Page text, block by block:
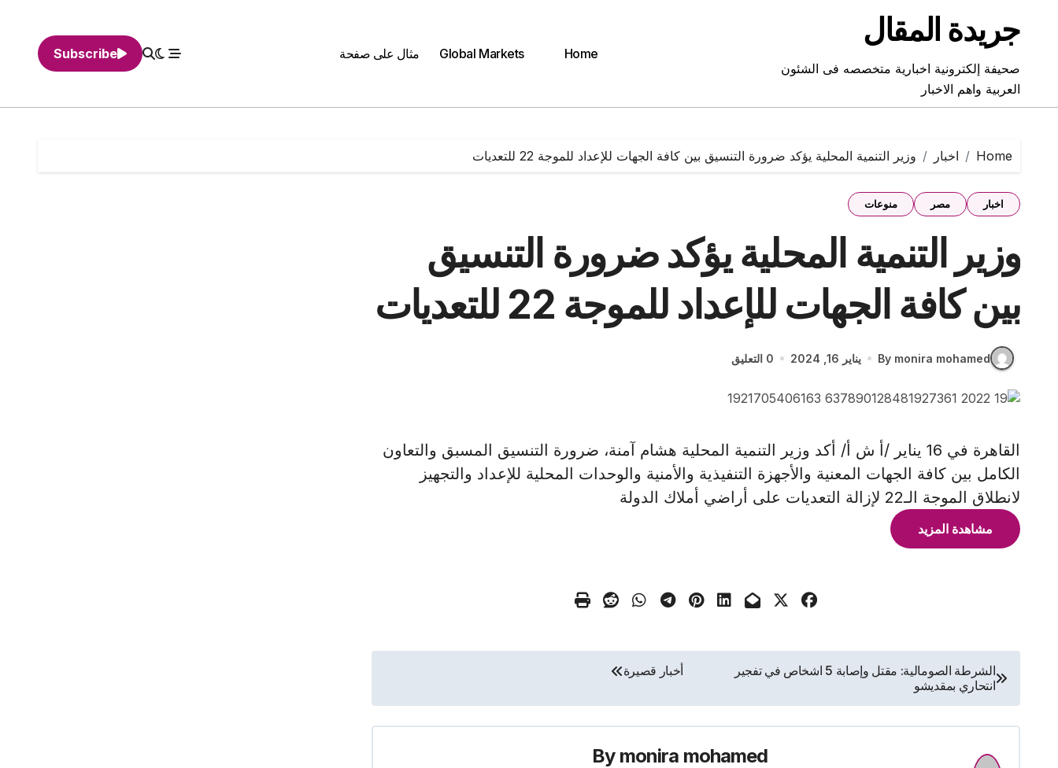
contentجريدة المقال
صحيفة إلكترونية اخبارية متخصصه فى الشئون
العربية واهم الاخبار
Home
Global Markets مثال على صفحة Subscribe
Home اخبار وزير التنمية المحلية يؤكد ضرورة التنسيق بين كافة الجهات للإعداد للموجة 22 للتعديات
اخبار مصر منوعات
وزير التنمية المحلية يؤكد ضرورة التنسيق
بين كافة الجهات للإعداد للموجة 22 للتعديات
By monira mohamed يناير 16, 2024 0 التعليق
القاهرة في 16 يناير /أ ش أ/ أكد وزير التنمية المحلية هشام آمنة، ضرورة التنسيق المسبق والتعاون
الكامل بين كافة الجهات المعنية والأجهزة التنفيذية والأمنية والوحدات المحلية للإعداد والتجهيز
لانطلاق الموجة الـ22 لإزالة التعديات على أراضي أملاك الدولة
مشاهدة المزيد
تصفّح
المقالات
الشرطة الصومالية: مقتل وإصابة 5 اشخاص في تفجير
انتحاري بمقديشو
أخبار قصيرة
By monira mohamed